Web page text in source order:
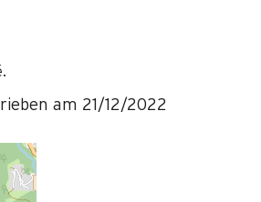
am 21/12/2022